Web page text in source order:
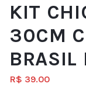
KIT
30CM
BRASIL
R$ 39.00